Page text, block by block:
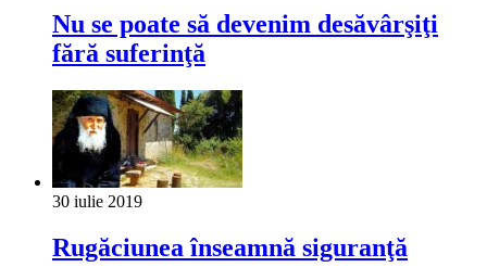
Nu se poate să devenim desăvârşiţi
fără suferinţă
30 iulie 2019
Rugăciunea înseamnă siguranţă